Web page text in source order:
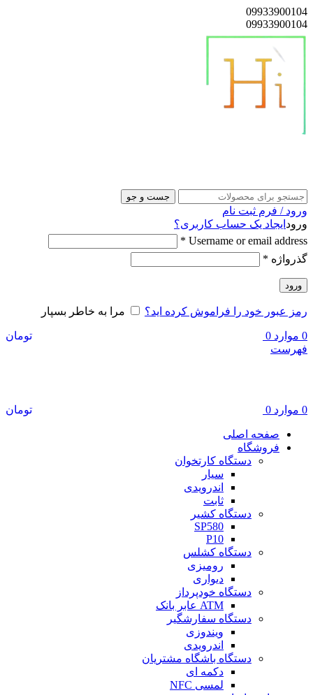
09933900104
09933900104
جست و جو
ورود / فرم ثبت نام
ورود ایجاد یک حساب کاربری؟
Username or email address
*
گذرواژه *
ورود
رمز عبور خود را فراموش کرده اید؟ مرا به خاطر بسپار
0 موارد 0
تومان
فهرست
0 موارد 0 تومان
صفحه اصلی
فروشگاه
دستگاه کارتخوان
سیار
اندرویدی
ثابت
دستگاه کشیر
SP580
P10
دستگاه کشلس
رومیزی
دیواری
دستگاه خودپرداز
ATM عابر بانک
دستگاه سفارشگیر
ویندوزی
اندرویدی
دستگاه باشگاه مشتریان
دکمه ای
لمسی NFC